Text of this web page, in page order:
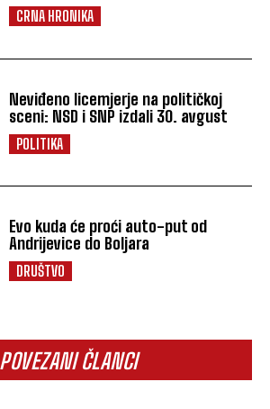
CRNA HRONIKA
Neviđeno licemjerje na političkoj
sceni: NSD i SNP izdali 30. avgust
POLITIKA
Evo kuda će proći auto-put od
Andrijevice do Boljara
DRUŠTVO
POVEZANI ČLANCI